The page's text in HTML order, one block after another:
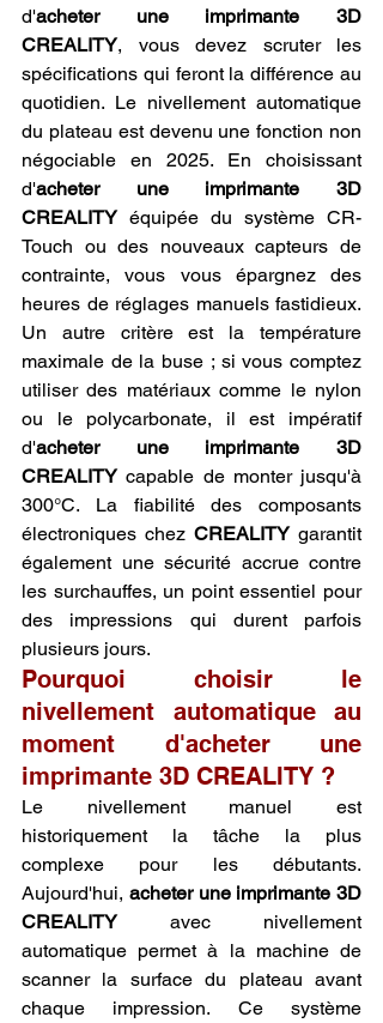
d'acheter une imprimante 3D
CREALITY, vous devez scruter les
spécifications qui feront la différence au
quotidien. Le nivellement automatique
du plateau est devenu une fonction non
négociable en 2025. En choisissant
d'acheter une imprimante 3D
CREALITY équipée du système CR-
Touch ou des nouveaux capteurs de
contrainte, vous vous épargnez des
heures de réglages manuels fastidieux.
Un autre critère est la température
maximale de la buse ; si vous comptez
utiliser des matériaux comme le nylon
ou le polycarbonate, il est impératif
d'acheter une imprimante 3D
CREALITY capable de monter jusqu'à
300°C. La fiabilité des composants
électroniques chez CREALITY garantit
également une sécurité accrue contre
les surchauffes, un point essentiel pour
des impressions qui durent parfois
plusieurs jours.
Pourquoi choisir le
nivellement automatique au
moment d'acheter une
imprimante 3D CREALITY ?
Le nivellement manuel est
historiquement la tâche la plus
complexe pour les débutants.
Aujourd'hui, acheter une imprimante 3D
CREALITY avec nivellement
automatique permet à la machine de
scanner la surface du plateau avant
chaque impression. Ce système